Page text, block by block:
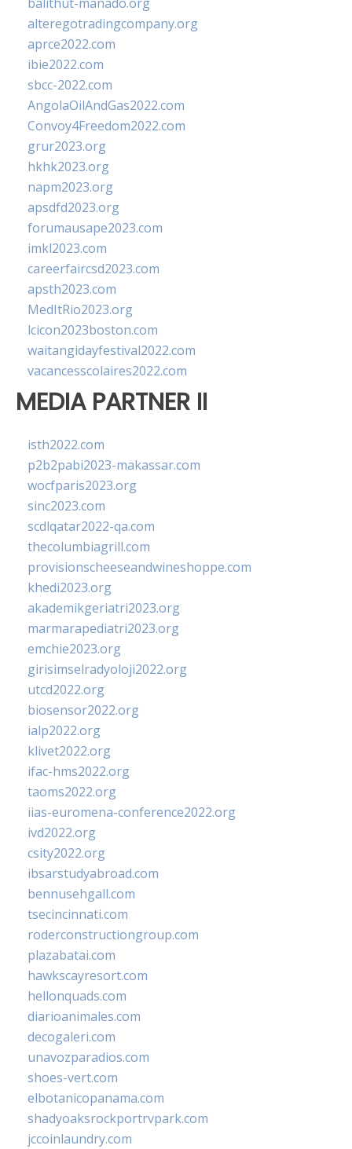
alteregotradingcompany.org
aprce2022.com
ibie2022.com
sbcc-2022.com
AngolaOilAndGas2022.com
Convoy4Freedom2022.com
grur2023.org
hkhk2023.org
napm2023.org
apsdfd2023.org
forumausape2023.com
imkl2023.com
careerfaircsd2023.com
apsth2023.com
MedItRio2023.org
lcicon2023boston.com
waitangidayfestival2022.com
vacancesscolaires2022.com
MEDIA PARTNER II
isth2022.com
p2b2pabi2023-makassar.com
wocfparis2023.org
sinc2023.com
scdlqatar2022-qa.com
thecolumbiagrill.com
provisionscheeseandwineshoppe.com
khedi2023.org
akademikgeriatri2023.org
marmarapediatri2023.org
emchie2023.org
girisimselradyoloji2022.org
utcd2022.org
biosensor2022.org
ialp2022.org
klivet2022.org
ifac-hms2022.org
taoms2022.org
iias-euromena-conference2022.org
ivd2022.org
csity2022.org
ibsarstudyabroad.com
bennusehgall.com
tsecincinnati.com
roderconstructiongroup.com
plazabatai.com
hawkscayresort.com
hellonquads.com
diarioanimales.com
decogaleri.com
unavozparadios.com
shoes-vert.com
elbotanicopanama.com
shadyoaksrockportrvpark.com
jccoinlaundry.com